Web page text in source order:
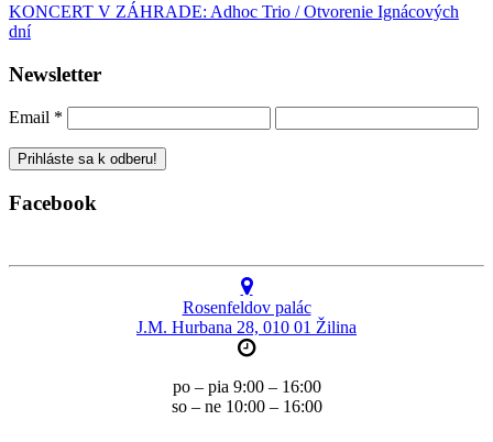
KONCERT V ZÁHRADE: Adhoc Trio / Otvorenie Ignácových
dní
Newsletter
Email *
Facebook
Rosenfeldov palác
J.M. Hurbana 28, 010 01 Žilina
po – pia 9:00 – 16:00
so – ne 10:00 – 16:00